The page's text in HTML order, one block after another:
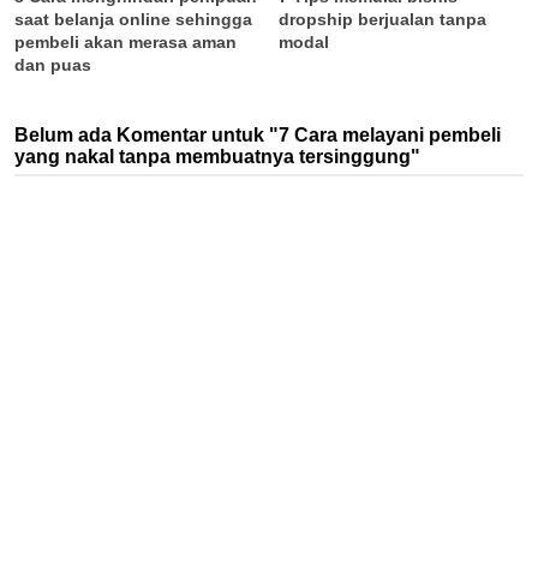
saat belanja online sehingga
pembeli akan merasa aman
dan puas
dropship berjualan tanpa
modal
Belum ada Komentar untuk "7 Cara melayani pembeli
yang nakal tanpa membuatnya tersinggung"